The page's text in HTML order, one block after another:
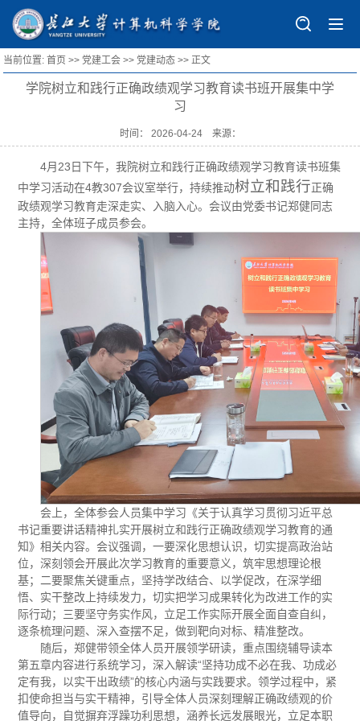
首页
学院概况
历史沿革
现任领导
行政及教育部门
专门委员会
学院院徽
导师风采
教师主页
人才招聘
管理制度
办事指南
表格下载
人才培养
本科生培养
研究生教育
国际化教育
科学研究
研究机构
研究方向
科研项目
论文专著
成果获奖
合作交流
学生工作
学工动态
就业信息
学子风采
历届学生
党建工会
党建动态
党员发展
工会活动
学科竞赛
竞赛目录
优秀案例
相关政策
最新资讯
导师介绍
招生动态
学院简介
师资状况
专业介绍
学生竞赛
缤纷校园
就业升学
学子风采
优秀毕业生
当前位置:首页 >> 党建工会 >> 党建动态 >> 正文
学院树立和践行正确政绩观学习教育读书班开展集中学
习
时间： 2026-04-24 来源：
4月23日下午，我院树立和践行正确政绩观学习教育读书班集
中学习活动在4教307会议室举行，持续推动树立和践行正确
政绩观学习教育走深走实、入脑入心。会议由党委书记郑健同志
主持，全体班子成员参会。
会上，全体参会人员集中学习《关于认真学习贯彻习近平总
书记重要讲话精神扎实开展树立和践行正确政绩观学习教育的通
知》相关内容。会议强调，一要深化思想认识，切实提高政治站
位，深刻领会开展此次学习教育的重要意义，筑牢思想理论根
基；二要聚焦关键重点，坚持学改结合、以学促改，在深学细
悟、实干整改上持续发力，切实把学习成果转化为改进工作的实
际行动；三要坚守务实作风，立足工作实际开展全面自查自纠，
逐条梳理问题、深入查摆不足，做到靶向对标、精准整改。
随后，郑健带领全体人员开展领学研读，重点围绕辅导读本
第五章内容进行系统学习，深入解读“坚持功成不必在我、功成必
定有我，以实干出政绩”的核心内涵与实践要求。领学过程中，紧
扣使命担当与实干精神，引导全体人员深刻理解正确政绩观的价
值导向，自觉摒弃浮躁功利思想，涵养长远发展眼光，立足本职